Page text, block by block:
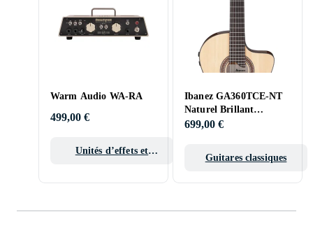
Warm Audio WA-RA
499,00 €
Unités d’effets et
Ibanez GA360TCE-NT
Naturel Brillant
Thinline
699,00 €
Guitares classiques